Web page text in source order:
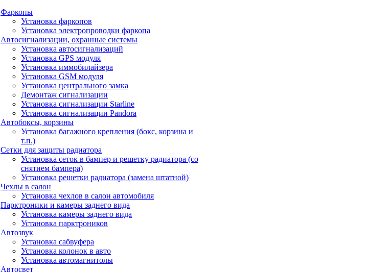
Фаркопы
Установка фаркопов
Установка электропроводки фаркопа
Автосигнализации, охранные системы
Установка автосигнализаций
Установка GPS модуля
Установка иммобилайзера
Установка GSM модуля
Установка центрального замка
Демонтаж сигнализации
Установка сигнализации Starline
Установка сигнализации Pandora
Автобоксы, корзины
Установка багажного крепления (бокс, корзина и
т.п.)
Сетки для защиты радиатора
Установка сеток в бампер и решетку радиатора (со
снятием бампера)
Установка решетки радиатора (замена штатной)
Чехлы в салон
Установка чехлов в салон автомобиля
Парктроники и камеры заднего вида
Установка камеры заднего вида
Установка парктроников
Автозвук
Установка сабвуфера
Установка колонок в авто
Установка автомагнитолы
Автосвет